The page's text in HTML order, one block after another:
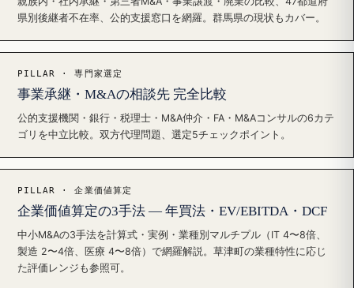
県別後継者不在率、公的支援窓口を網羅。群馬県の現状もカバー。
PILLAR · 専門家選定
事業承継・M&Aの相談先 完全比較
公的支援機関・銀行・税理士・M&A仲介・FA・M&Aコンサルの6カテ
ゴリを中立比較。双方代理問題、選定5チェックポイント。
PILLAR · 企業価値算定
企業価値算定の3手法 — 年買法・EV/EBITDA・DCF
中小M&Aの3手法を計算式・実例・業種別マルチプル（IT 4〜8倍、
製造 2〜4倍、医療 4〜8倍）で網羅解説。草津町の業種特性に応じ
た評価レンジも参照可。